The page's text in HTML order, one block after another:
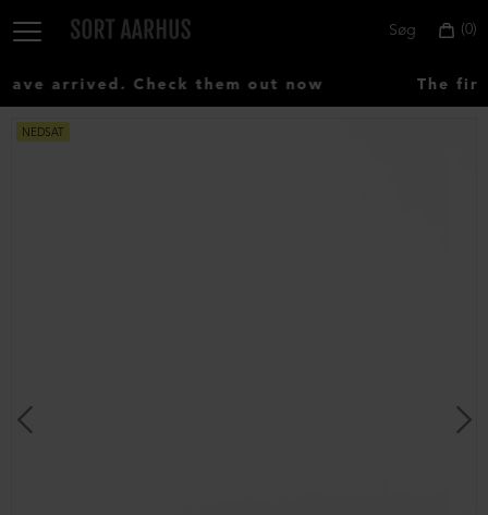
0
Søg
arrived. Check them out now The first
NEDSAT